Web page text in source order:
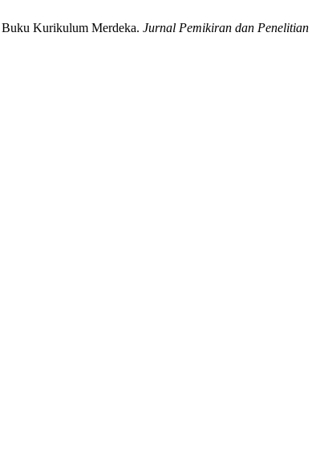
Buku Kurikulum Merdeka. Jurnal Pemikiran dan Penelitian